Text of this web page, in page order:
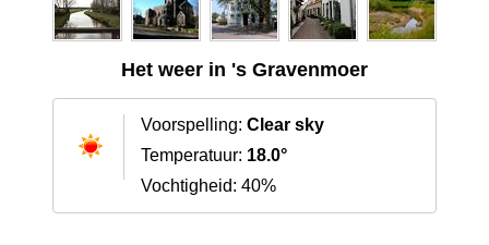
Het weer in 's Gravenmoer
Voorspelling: Clear sky
Temperatuur: 18.0°
Vochtigheid: 40%